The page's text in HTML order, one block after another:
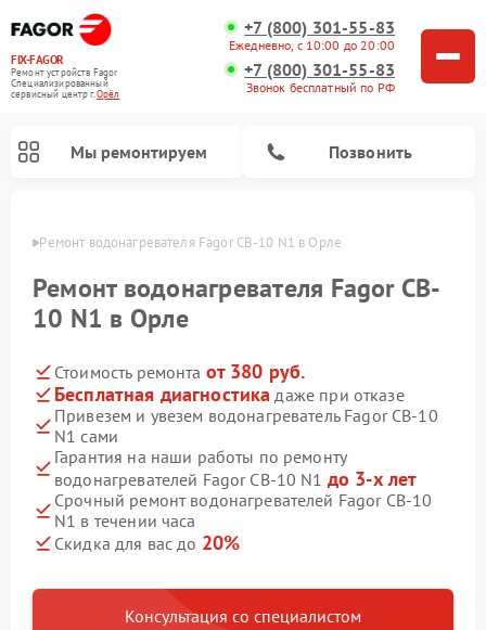
FIX-FAGOR
Ремонт устройств Fagor
Специализированный
cервисный центр г.Орёл
+7 (800) 301-55-83
Ежедневно, с 10:00 до 20:00
+7 (800) 301-55-83
Звонок бесплатный по РФ
Мы ремонтируем Позвонить
Орле Ремонт водонагревателя Fagor CB-10 N1 в Орле
Ремонт водонагревателя Fagor CB-
10 N1 в Орле
Стоимость ремонта от 380 руб.
Бесплатная диагностика даже при отказе
Привезем и увезем водонагреватель Fagor CB-10
N1 сами
Гарантия на наши работы по ремонту
водонагревателей Fagor CB-10 N1 до 3-х лет
Срочный ремонт водонагревателей Fagor CB-10
N1 в течении часа
Скидка для вас до 20%
Консультация со специалистом